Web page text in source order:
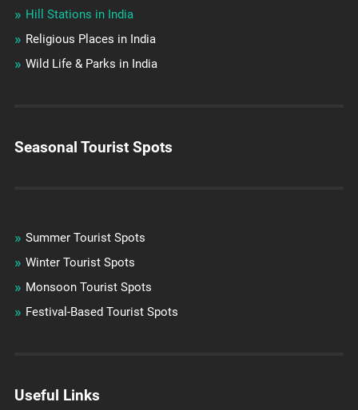
Hill Stations in India
Religious Places in India
Wild Life & Parks in India
Seasonal Tourist Spots
Summer Tourist Spots
Winter Tourist Spots
Monsoon Tourist Spots
Festival-Based Tourist Spots
Useful Links